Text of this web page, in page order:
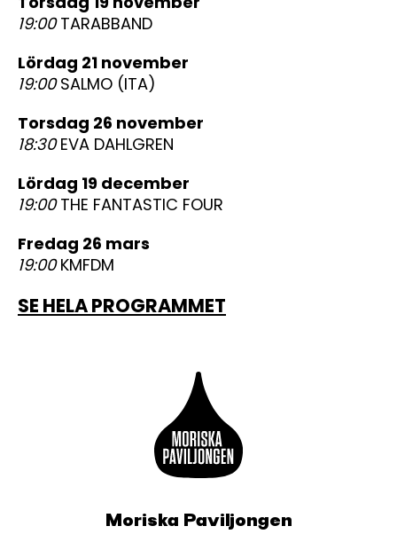
19:00TARABBAND
lördag 21 november
19:00SALMO (ITA)
torsdag 26 november
18:30EVA DAHLGREN
lördag 19 december
19:00THE FANTASTIC FOUR
fredag 26 mars
19:00KMFDM
SE HELA PROGRAMMET
Moriska Paviljongen